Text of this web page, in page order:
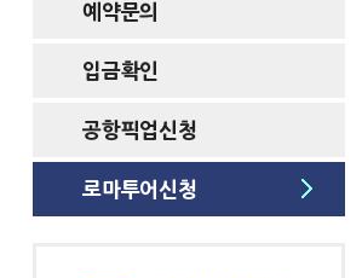
예약문의
입금확인
공항픽업신청
로마투어신청